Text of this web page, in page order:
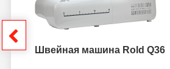
Швейная машина Rold Q36